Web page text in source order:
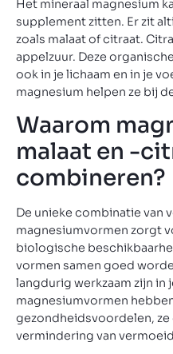
Het mineraal magnesium
supplement zitten. Er zit
zoals malaat of citraat.
appelzuur. Deze
ook in je lichaam en in je
magnesium helpen ze bij
Waarom
malaat en -
combineren?
De unieke combinatie van
magnesiumvormen zorgt
biologische
vormen samen goed
langdurig werkzaam zijn in
magnesiumvormen
gezondheidsvoordelen,
vermindering van